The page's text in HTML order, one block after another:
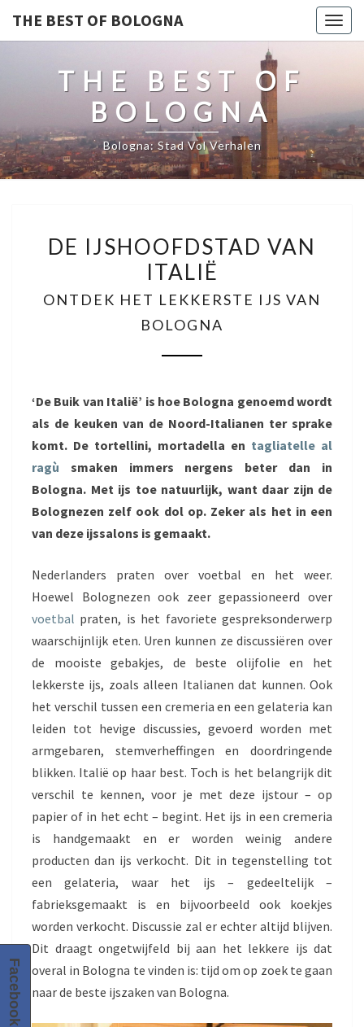
THE BEST OF BOLOGNA
THE BEST OF
BOLOGNA
Bologna: Stad Vol Verhalen
IJSHOOFDSTAD
VAN
ITALIË
ONTDEK
VAN
BOLOGNA
DE IJSHOOFDSTAD VAN
ITALIË
ONTDEK HET LEKKERSTE IJS VAN
BOLOGNA
‘De Buik van Italië’ is hoe Bologna genoemd wordt
als de keuken van de Noord-Italianen ter sprake
komt. De tortellini, mortadella en tagliatelle al
ragù smaken immers nergens beter dan in
Bologna. Met ijs toe natuurlijk, want daar zijn de
Bolognezen zelf ook dol op. Zeker als het in een
van deze ijssalons is gemaakt.
Nederlanders praten over voetbal en het weer.
Hoewel Bolognezen ook zeer gepassioneerd over
voetbal praten, is het favoriete gespreksonderwerp
waarschijnlijk eten. Uren kunnen ze discussiëren over
de mooiste gebakjes, de beste olijfolie en het
lekkerste ijs, zoals alleen Italianen dat kunnen. Ook
het verschil tussen een cremeria en een gelateria kan
leiden tot hevige discussies, gevoerd worden met
armgebaren, stemverheffingen en doordringende
blikken. Italië op haar best. Toch is het belangrijk dit
verschil te kennen, voor je met deze ijstour – op
papier of in het echt – begint. Het ijs in een cremeria
is handgemaakt en er worden weinig andere
producten dan ijs verkocht. Dit in tegenstelling tot
een gelateria, waar het ijs – gedeeltelijk –
fabrieksgemaakt is en bijvoorbeeld ook koekjes
worden verkocht. Discussie zal er echter altijd blijven.
Dit draagt ongetwijfeld bij aan het lekkere ijs dat
overal in Bologna te vinden is: tijd om op zoek te gaan
naar de beste ijszaken van Bologna.
Facebook